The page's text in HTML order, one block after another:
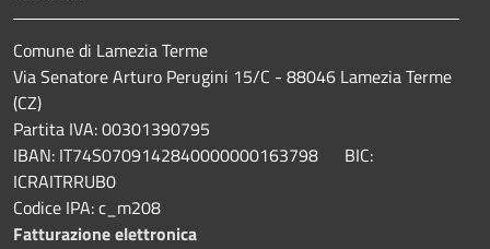
Comune di Lamezia Terme
Via Senatore Arturo Perugini 15/C - 88046 Lamezia Terme
(CZ)
Partita IVA: 00301390795
IBAN: IT74S0709142840000000163798 BIC:
ICRAITRRUB0
Codice IPA: c_m208
Fatturazione elettronica